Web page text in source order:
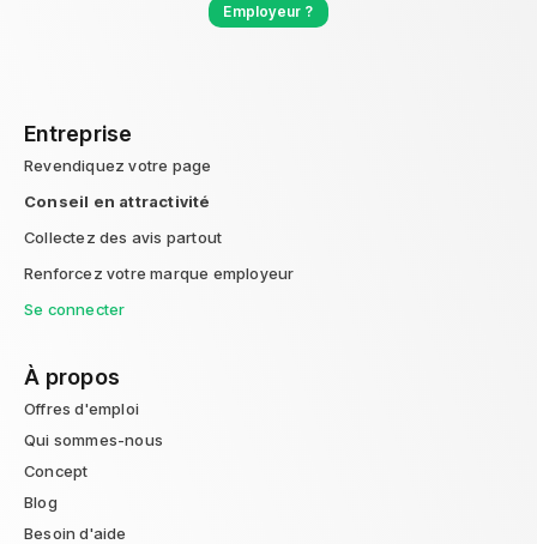
Employeur ?
Entreprise
Revendiquez votre page
Conseil en attractivité
Collectez des avis partout
Renforcez votre marque employeur
Se connecter
À propos
Offres d'emploi
Qui sommes-nous
Concept
Blog
Besoin d'aide